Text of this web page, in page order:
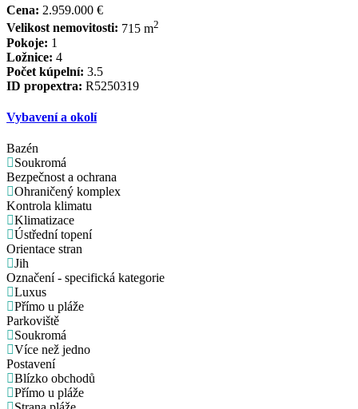
Cena: 2.959.000 €
Velikost nemovitosti: 715 m2
Pokoje: 1
Ložnice: 4
Počet kúpelní: 3.5
ID propextra: R5250319
Vybavení a okolí
Bazén
Soukromá
Bezpečnost a ochrana
Ohraničený komplex
Kontrola klimatu
Klimatizace
Ústřední topení
Orientace stran
Jih
Označení - specifická kategorie
Luxus
Přímo u pláže
Parkoviště
Soukromá
Více než jedno
Postavení
Blízko obchodů
Přímo u pláže